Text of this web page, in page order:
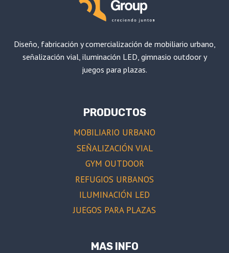
Diseño, fabricación y comercialización de mobiliario urbano,
señalización vial, iluminación LED, gimnasio outdoor y
juegos para plazas.
PRODUCTOS
MOBILIARIO URBANO
SEÑALIZACIÓN VIAL
GYM OUTDOOR
REFUGIOS URBANOS
ILUMINACIÓN LED
JUEGOS PARA PLAZAS
MAS INFO